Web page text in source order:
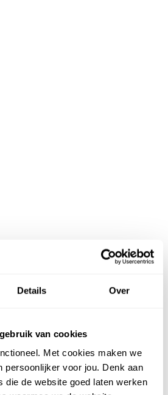
Details Over
van cookies
Met cookies maken we
persoonlijker voor jou. Denk aan
die de website goed laten werken